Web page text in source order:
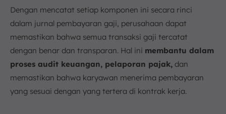
Dengan mencatat setiap komponen ini secara rinci
dalam jurnal pembayaran gaji, perusahaan dapat
memastikan bahwa semua transaksi gaji tercatat
dengan benar dan transparan. Hal ini membantu dalam
proses audit keuangan, pelaporan pajak, dan
memastikan bahwa karyawan menerima pembayaran
yang sesuai dengan yang tertera di kontrak kerja.